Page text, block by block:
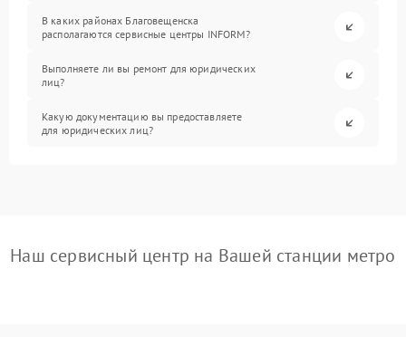
В каких районах Благовещенска
располагаются сервисные центры INFORM?
Выполняете ли вы ремонт для юридических
лиц?
Какую документацию вы предоставляете
для юридических лиц?
Наш сервисный центр на Вашей станции метро